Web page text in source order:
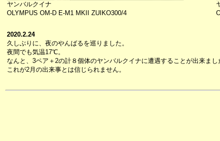
ヤンバルクイナ
OLYMPUS OM-D E-M1 MKII ZUIKO300/4
2020.2.24
久しぶりに、夜のやんばるを巡りました。
夜間でも気温17℃。
なんと、3ペア＋2の計８個体のヤンバルクイナに遭遇することが出来まし
これが2月の出来事とは信じられません。